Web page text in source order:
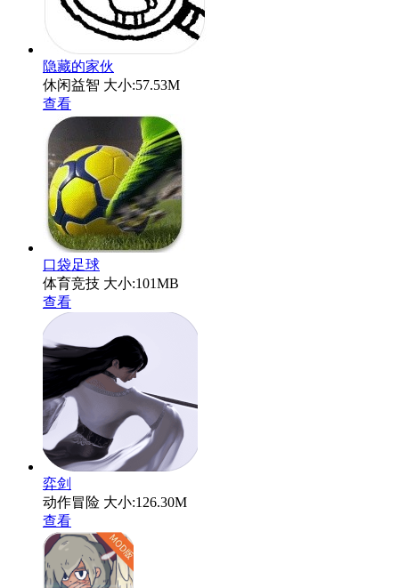
隐藏的家伙
休闲益智 大小:57.53M
查看
口袋足球
体育竞技 大小:101MB
查看
弈剑
动作冒险 大小:126.30M
查看